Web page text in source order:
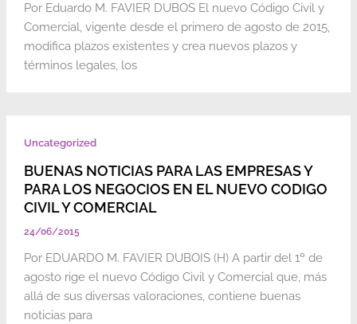
Por Eduardo M. FAVIER DUBOS El nuevo Código Civil y
Comercial, vigente desde el primero de agosto de 2015,
modifica plazos existentes y crea nuevos plazos y
términos legales, los
Uncategorized
BUENAS NOTICIAS PARA LAS EMPRESAS Y
PARA LOS NEGOCIOS EN EL NUEVO CODIGO
CIVIL Y COMERCIAL
24/06/2015
Por EDUARDO M. FAVIER DUBOIS (H) A partir del 1º de
agosto rige el nuevo Código Civil y Comercial que, más
allá de sus diversas valoraciones, contiene buenas
noticias para